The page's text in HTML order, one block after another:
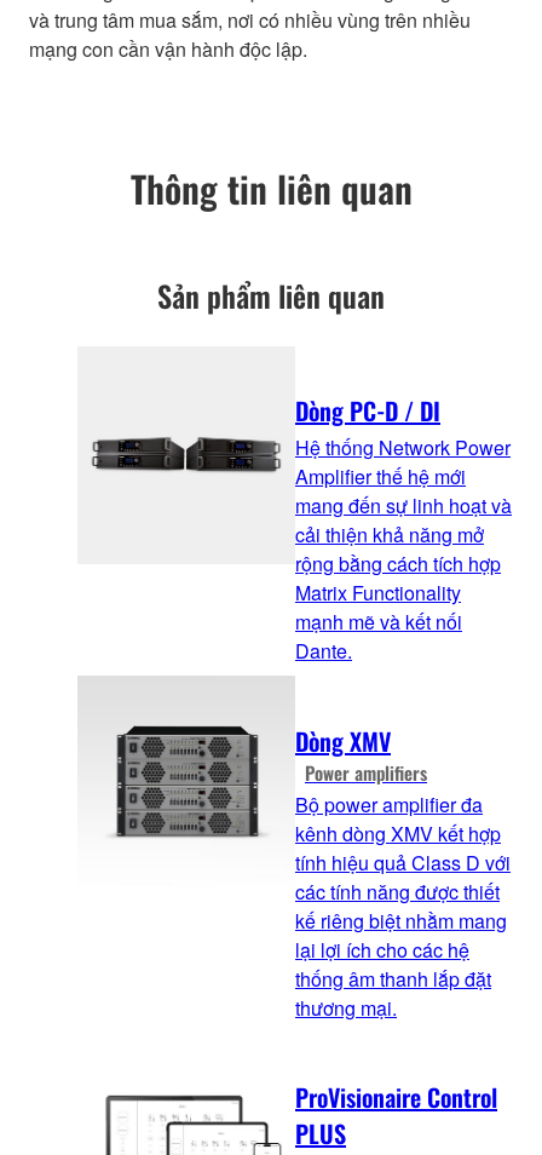
và trung tâm mua sắm, nơi có nhiều vùng trên nhiều
mạng con cần vận hành độc lập.
Thông tin liên quan
Sản phẩm liên quan
Dòng PC-D / DI
Hệ thống Network Power
Amplifier thế hệ mới
mang đến sự linh hoạt và
cải thiện khả năng mở
rộng bằng cách tích hợp
Matrix Functionality
mạnh mẽ và kết nối
Dante.
Dòng XMV
Power amplifiers
Bộ power amplifier đa
kênh dòng XMV kết hợp
tính hiệu quả Class D với
các tính năng được thiết
kế riêng biệt nhằm mang
lại lợi ích cho các hệ
thống âm thanh lắp đặt
thương mại.
ProVisionaire Control
PLUS